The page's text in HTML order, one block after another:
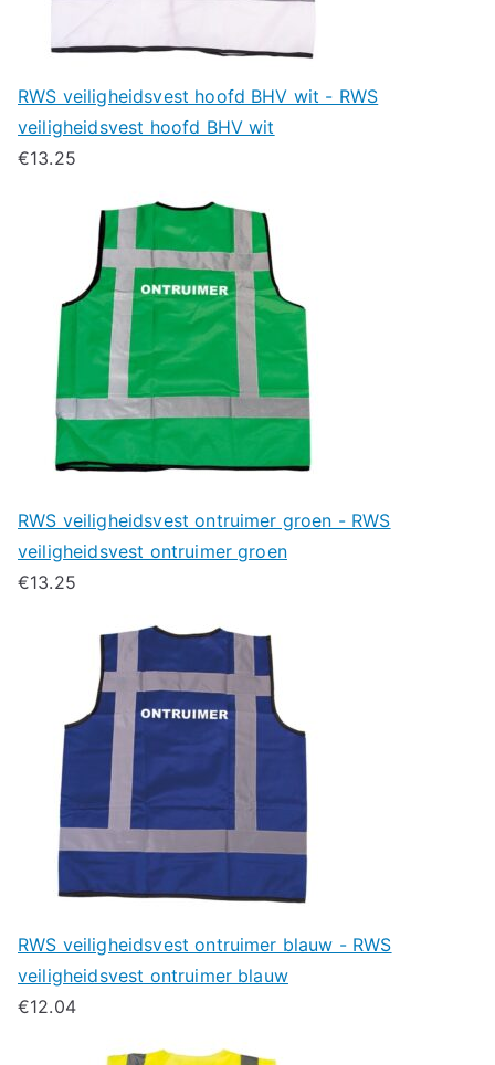
RWS veiligheidsvest hoofd BHV wit - RWS
veiligheidsvest hoofd BHV wit
€13.25
RWS veiligheidsvest ontruimer groen - RWS
veiligheidsvest ontruimer groen
€13.25
RWS veiligheidsvest ontruimer blauw - RWS
veiligheidsvest ontruimer blauw
€12.04